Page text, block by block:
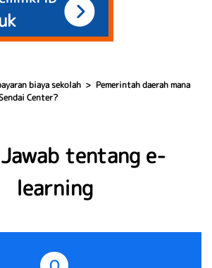
biaya sekolah
Pemerintah daerah mana
Center?
tentang e-
learning